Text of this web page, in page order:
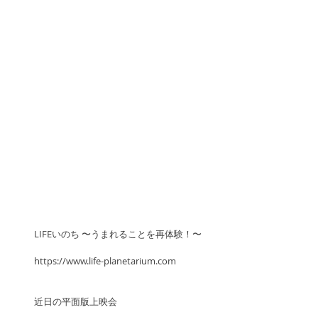
LIFEいのち 〜うまれることを再体験！〜
https://www.life-planetarium.com
近日の平面版上映会